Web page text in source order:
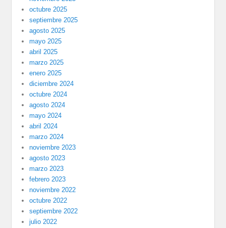
octubre 2025
septiembre 2025
agosto 2025
mayo 2025
abril 2025
marzo 2025
enero 2025
diciembre 2024
octubre 2024
agosto 2024
mayo 2024
abril 2024
marzo 2024
noviembre 2023
agosto 2023
marzo 2023
febrero 2023
noviembre 2022
octubre 2022
septiembre 2022
julio 2022